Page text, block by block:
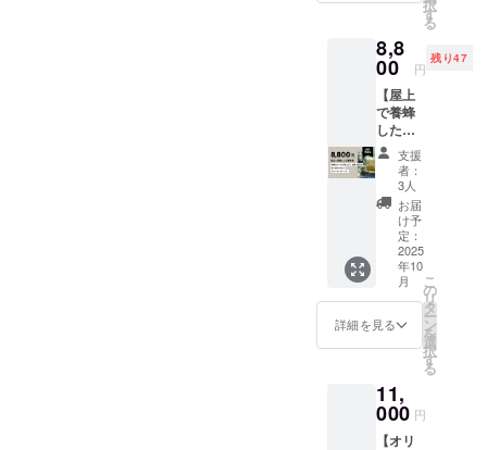
SCHOO
L
BREWE
RYのス
テッ
カーを
２種類
お送り
しま
す。
ハンカ
セット
＋第１
期学生
証＋オ
リジナ
ルス
テッ
カー ハ
ンカチ
専門
店 H
TOKYO
のハン
カチは
基本的
に、日
本製に
ような
かがり
縫いが
特徴の
択
す
る
8,8
00 円
残り47
【屋上
で養蜂
した三
宿蜂蜜
で応
援】 三
宿蜂蜜
＋第１
期生学
生証＋
オリジ
ナルス
テッ
カー ・
養蜂
Beeslo
wさんと
三宿コ
ラボ
レー
ショ
支援
者：
3人
お届
け予
定：
2025
年10
月
詳細を見る
こ
の
リ
タ
ー
ン
を
選
択
す
る
11,
000 円
【オリ